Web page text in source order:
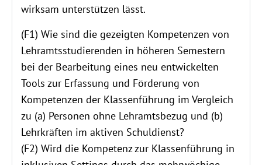
wirksam unterstützen lässt.
(F1) Wie sind die gezeigten Kompetenzen von
Lehramtsstudierenden in höheren Semestern
bei der Bearbeitung eines neu entwickelten
Tools zur Erfassung und Förderung von
Kompetenzen der Klassenführung im Vergleich
zu (a) Personen ohne Lehramtsbezug und (b)
Lehrkräften im aktiven Schuldienst?
(F2) Wird die Kompetenz zur Klassenführung in